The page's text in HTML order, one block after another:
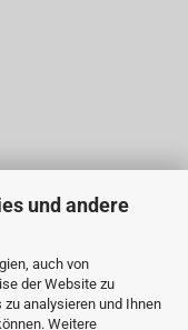
und andere
auch von
der Website zu
analysieren und Ihnen
Weitere